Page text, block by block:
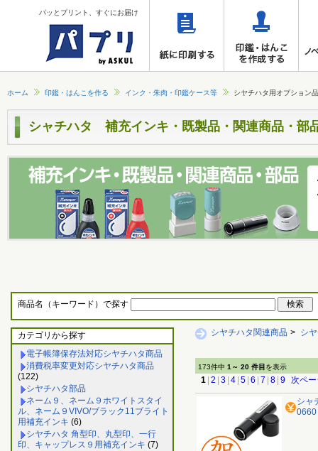
パッとプリント、すぐにお届け
ホーム 印鑑・はんこを作る インク・朱肉・印鑑ケース等 シヤチハタ用オプション品
シャチハタ 補充インキ・既製品・関連商品・部
商品名（キーワード）で探す
カテゴリから探す
電子帳簿保存法対応シヤチハタ商品
消費税率変更対応シヤチハタ商品
(122)
シヤチハタ部品
ネーム９、ネーム９ホワイトスタイ
ル、ネーム９VIVO/ブラック11ブライト
用補充インキ (6)
シヤチハタ 角型印、丸型印、一行
印、キャップレス９用補充インキ (7)
シヤチハタ関連商品 > シ
173件中 1～ 20 件目 を表示
1 2 3 4 5 6 7 8 9 次ペ
シャ
0660